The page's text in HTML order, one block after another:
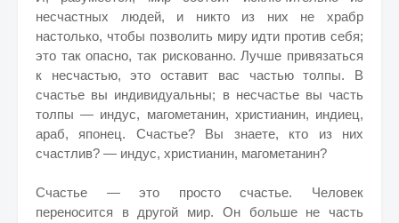
несчастных людей, и никто из них не храбр
настолько, чтобы позволить миру идти против себя;
это так опасно, так рискованно. Лучше привязаться
к несчастью, это оставит вас частью толпы. В
счастье вы индивидуальны; в несчастье вы часть
толпы — индус, магометанин, христианин, индиец,
араб, японец. Счастье? Вы знаете, кто из них
счастлив? — индус, христианин, магометанин?
Счастье — это просто счастье. Человек
переносится в другой мир. Он больше не часть